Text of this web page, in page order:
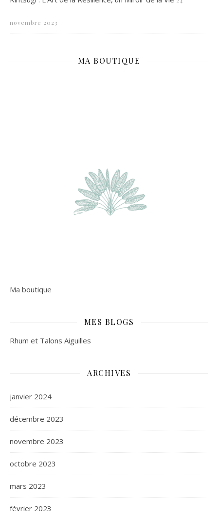
novembre 2023
MA BOUTIQUE
Ma boutique
MES BLOGS
Rhum et Talons Aiguilles
ARCHIVES
janvier 2024
décembre 2023
novembre 2023
octobre 2023
mars 2023
février 2023